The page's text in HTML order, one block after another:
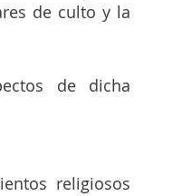
de culto y la
de dicha
religiosos